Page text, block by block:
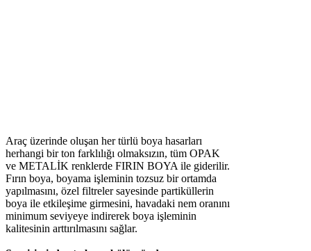
Araç üzerinde oluşan her türlü boya hasarları
herhangi bir ton farklılığı olmaksızın, tüm OPAK
ve METALİK renklerde FIRIN BOYA ile giderilir.
Fırın boya, boyama işleminin tozsuz bir ortamda
yapılmasını, özel filtreler sayesinde partiküllerin
boya ile etkileşime girmesini, havadaki nem oranını
minimum seviyeye indirerek boya işleminin
kalitesinin arttırılmasını sağlar.